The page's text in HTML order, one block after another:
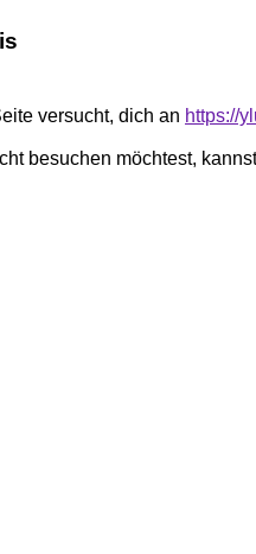
versucht, dich an https://
besuchen möchtest,